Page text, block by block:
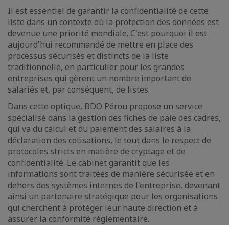
Il est essentiel de garantir la confidentialité de cette
liste dans un contexte où la protection des données est
devenue une priorité mondiale. C'est pourquoi il est
aujourd'hui recommandé de mettre en place des
processus sécurisés et distincts de la liste
traditionnelle, en particulier pour les grandes
entreprises qui gèrent un nombre important de
salariés et, par conséquent, de listes.
Dans cette optique, BDO Pérou propose un service
spécialisé dans la gestion des fiches de paie des cadres,
qui va du calcul et du paiement des salaires à la
déclaration des cotisations, le tout dans le respect de
protocoles stricts en matière de cryptage et de
confidentialité. Le cabinet garantit que les
informations sont traitées de manière sécurisée et en
dehors des systèmes internes de l'entreprise, devenant
ainsi un partenaire stratégique pour les organisations
qui cherchent à protéger leur haute direction et à
assurer la conformité réglementaire.